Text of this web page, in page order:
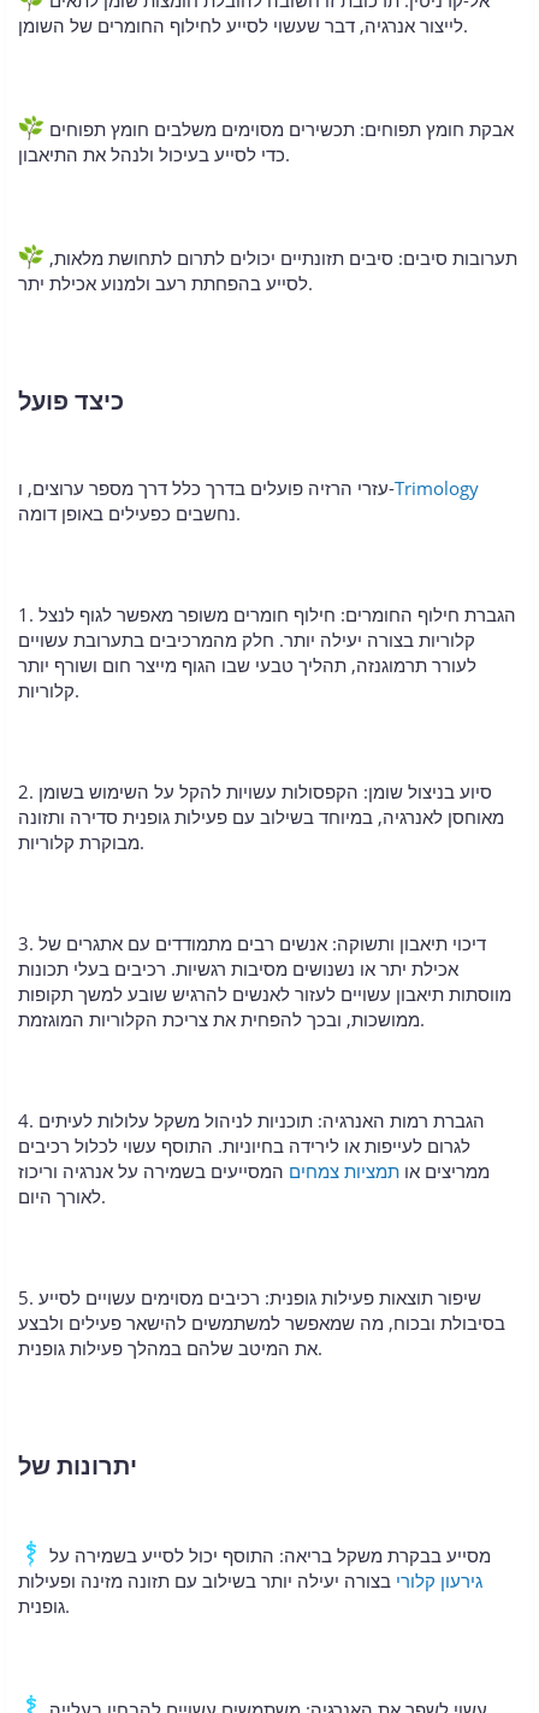
לייצור אנרגיה, דבר שעשוי לסייע לחילוף החומרים של השומן.
כדי לסייע בעיכול ולנהל את התיאבון.
לסייע בהפחתת רעב ולמנוע אכילת יתר.
עזרי הרזיה פועלים בדרך כלל דרך מספר ערוצים, ו-Trimology
נחשבים כפעילים באופן דומה.
1. הגברת חילוף החומרים: חילוף חומרים משופר מאפשר לגוף לנצל
קלוריות בצורה יעילה יותר. חלק מהמרכיבים בתערובת עשויים
לעורר תרמוגנזה, תהליך טבעי שבו הגוף מייצר חום ושורף יותר
קלוריות.
2. סיוע בניצול שומן: הקפסולות עשויות להקל על השימוש בשומן
מאוחסן לאנרגיה, במיוחד בשילוב עם פעילות גופנית סדירה ותזונה
מבוקרת קלוריות.
3. דיכוי תיאבון ותשוקה: אנשים רבים מתמודדים עם אתגרים של
אכילת יתר או נשנושים מסיבות רגשיות. רכיבים בעלי תכונות
מווסתות תיאבון עשויים לעזור לאנשים להרגיש שובע למשך תקופות
ממושכות, ובכך להפחית את צריכת הקלוריות המוגזמת.
4. הגברת רמות האנרגיה: תוכניות לניהול משקל עלולות לעיתים
לגרום לעייפות או לירידה בחיוניות. התוסף עשוי לכלול רכיבים
ממריצים או תמציות צמחים המסייעים בשמירה על אנרגיה וריכוז
לאורך היום.
5. שיפור תוצאות פעילות גופנית: רכיבים מסוימים עשויים לסייע
בסיבולת ובכוח, מה שמאפשר למשתמשים להישאר פעילים ולבצע
את המיטב שלהם במהלך פעילות גופנית.
מסייע בבקרת משקל בריאה: התוסף יכול לסייע בשמירה על
גירעון קלורי בצורה יעילה יותר בשילוב עם תזונה מזינה ופעילות
גופנית.